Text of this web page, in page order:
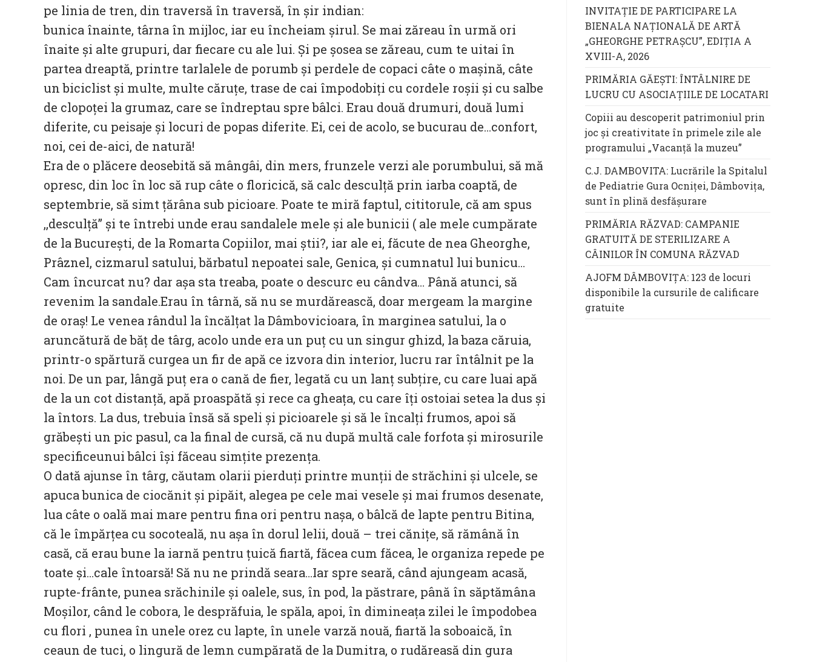
pe linia de tren, din traversă în traversă, în șir indian:
bunica înainte, târna în mijloc, iar eu încheiam șirul. Se mai zăreau în urmă ori
înaite și alte grupuri, dar fiecare cu ale lui. Și pe șosea se zăreau, cum te uitai în
partea dreaptă, printre tarlalele de porumb și perdele de copaci câte o mașină, câte
un biciclist și multe, multe căruțe, trase de cai împodobiți cu cordele roșii și cu salbe
de clopoței la grumaz, care se îndreptau spre bâlci. Erau două drumuri, două lumi
diferite, cu peisaje și locuri de popas diferite. Ei, cei de acolo, se bucurau de…confort,
noi, cei de-aici, de natură!
Era de o plăcere deosebită să mângâi, din mers, frunzele verzi ale porumbului, să mă
opresc, din loc în loc să rup câte o floricică, să calc desculță prin iarba coaptă, de
septembrie, să simt țărâna sub picioare. Poate te miră faptul, cititorule, că am spus
,,desculță” și te întrebi unde erau sandalele mele și ale bunicii ( ale mele cumpărate
de la București, de la Romarta Copiilor, mai știi?, iar ale ei, făcute de nea Gheorghe,
Prâznel, cizmarul satului, bărbatul nepoatei sale, Genica, și cumnatul lui bunicu…
Cam încurcat nu? dar așa sta treaba, poate o descurc eu cândva… Până atunci, să
revenim la sandale.Erau în târnă, să nu se murdărească, doar mergeam la margine
de oraș! Le venea rândul la încălțat la Dâmbovicioara, în marginea satului, la o
aruncătură de băț de târg, acolo unde era un puț cu un singur ghizd, la baza căruia,
printr-o spărtură curgea un fir de apă ce izvora din interior, lucru rar întâlnit pe la
noi. De un par, lângă puț era o cană de fier, legată cu un lanț subțire, cu care luai apă
de la un cot distanță, apă proaspătă și rece ca gheața, cu care îți ostoiai setea la dus și
la întors. La dus, trebuia însă să speli și picioarele și să le încalți frumos, apoi să
grăbești un pic pasul, ca la final de cursă, că nu după multă cale forfota și mirosurile
specificeunui bâlci își făceau simțite prezența.
O dată ajunse în târg, căutam olarii pierduți printre munții de străchini și ulcele, se
apuca bunica de ciocănit și pipăit, alegea pe cele mai vesele și mai frumos desenate,
lua câte o oală mai mare pentru fina ori pentru nașa, o bâlcă de lapte pentru Bitina,
că le împărțea cu socoteală, nu așa în dorul lelii, două – trei cănițe, să rămână în
casă, că erau bune la iarnă pentru țuică fiartă, făcea cum făcea, le organiza repede pe
toate și…cale întoarsă! Să nu ne prindă seara…Iar spre seară, când ajungeam acasă,
rupte-frânte, punea srăchinile și oalele, sus, în pod, la păstrare, până în săptămâna
Moșilor, când le cobora, le desprăfuia, le spăla, apoi, în dimineața zilei le împodobea
cu flori , punea în unele orez cu lapte, în unele varză nouă, fiartă la soboaică, în
ceaun de tuci, o lingură de lemn cumpărată de la Dumitra, o rudăreasă din gura
INVITAȚIE DE PARTICIPARE LA
BIENALA NAȚIONALĂ DE ARTĂ
„GHEORGHE PETRAȘCU”, EDIŢIA A
XVIII-A, 2026
PRIMĂRIA GĂEȘTI: ÎNTÂLNIRE DE
LUCRU CU ASOCIAȚIILE DE LOCATARI
Copiii au descoperit patrimoniul prin
joc și creativitate în primele zile ale
programului „Vacanță la muzeu”
C.J. DAMBOVITA: Lucrările la Spitalul
de Pediatrie Gura Ocniței, Dâmbovița,
sunt în plină desfășurare
PRIMĂRIA RĂZVAD: CAMPANIE
GRATUITĂ DE STERILIZARE A
CÂINILOR ÎN COMUNA RĂZVAD
AJOFM DÂMBOVIȚA: 123 de locuri
disponibile la cursurile de calificare
gratuite